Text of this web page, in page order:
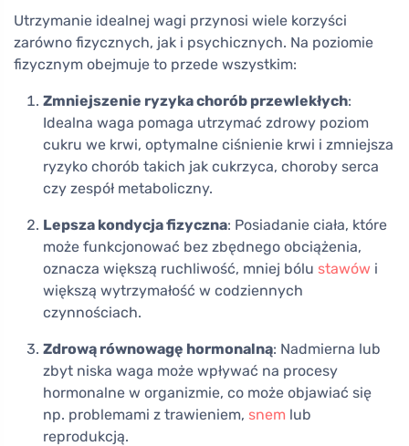
Utrzymanie idealnej wagi przynosi wiele korzyści
zarówno fizycznych, jak i psychicznych. Na poziomie
fizycznym obejmuje to przede wszystkim:
Zmniejszenie ryzyka chorób przewlekłych:
Idealna waga pomaga utrzymać zdrowy poziom
cukru we krwi, optymalne ciśnienie krwi i zmniejsza
ryzyko chorób takich jak cukrzyca, choroby serca
czy zespół metaboliczny.
Lepsza kondycja fizyczna: Posiadanie ciała, które
może funkcjonować bez zbędnego obciążenia,
oznacza większą ruchliwość, mniej bólu stawów i
większą wytrzymałość w codziennych
czynnościach.
Zdrową równowagę hormonalną: Nadmierna lub
zbyt niska waga może wpływać na procesy
hormonalne w organizmie, co może objawiać się
np. problemami z trawieniem, snem lub
reprodukcją.